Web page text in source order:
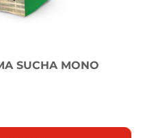
SUCHA MONO